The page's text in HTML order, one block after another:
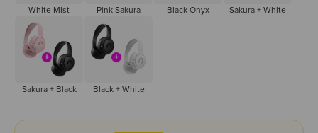
White Mist Pink Sakura Black Onyx Sakura + White
Sakura + Black
Sakura + Black
Black + White
Black + White